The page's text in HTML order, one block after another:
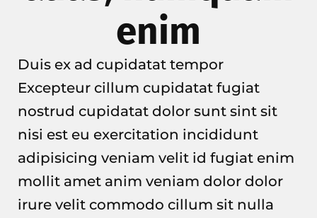
enim
Duis ex ad cupidatat tempor
Excepteur cillum cupidatat fugiat
nostrud cupidatat dolor sunt sint sit
nisi est eu exercitation incididunt
adipisicing veniam velit id fugiat enim
mollit amet anim veniam dolor dolor
irure velit commodo cillum sit nulla